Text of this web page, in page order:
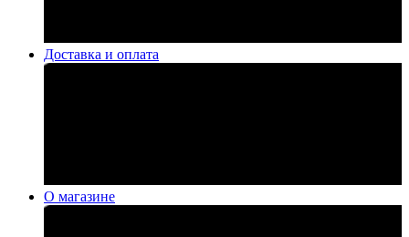
Доставка и оплата
О магазине